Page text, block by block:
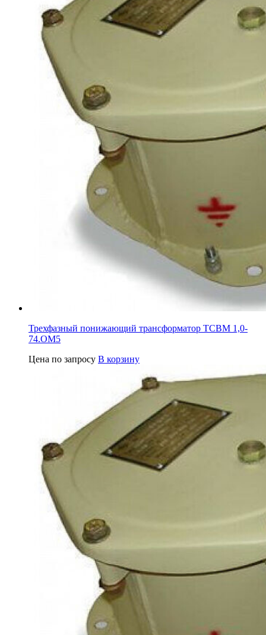
Трехфазный понижающий трансформатор ТСВМ 1,0-
74.ОМ5
Цена по запросу В корзину